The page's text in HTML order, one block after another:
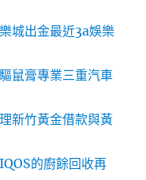
城出金最近3a娛樂
鼠膏專業三重汽車
新竹黃金借款與黃
的廚餘回收再